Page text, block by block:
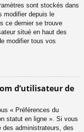
sont stockés dans
modifier depuis le
ce dernier se trouve
situé en haut des
modifier tous vos
d’utilisateur de
« Préférences du
statut en ligne ». Si vous
administrateurs, des